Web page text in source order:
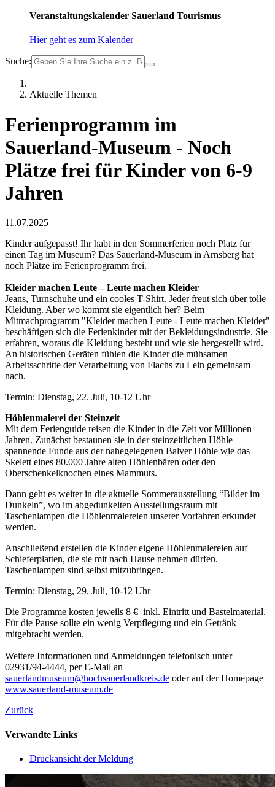
Veranstaltungskalender Sauerland Tourismus
Hier geht es zum Kalender
Suche:
Aktuelle Themen
Ferienprogramm im
Sauerland-Museum - Noch
Plätze frei für Kinder von 6-9
Jahren
11.07.2025
Kinder aufgepasst! Ihr habt in den Sommerferien noch Platz für
einen Tag im Museum? Das Sauerland-Museum in Arnsberg hat
noch Plätze im Ferienprogramm frei.
Kleider machen Leute – Leute machen Kleider
Jeans, Turnschuhe und ein cooles T-Shirt. Jeder freut sich über tolle
Kleidung. Aber wo kommt sie eigentlich her? Beim
Mitmachprogramm "Kleider machen Leute - Leute machen Kleider"
beschäftigen sich die Ferienkinder mit der Bekleidungsindustrie. Sie
erfahren, woraus die Kleidung besteht und wie sie hergestellt wird.
An historischen Geräten fühlen die Kinder die mühsamen
Arbeitsschritte der Verarbeitung von Flachs zu Lein gemeinsam
nach.
Termin: Dienstag, 22. Juli, 10-12 Uhr
Höhlenmalerei der Steinzeit
Mit dem Ferienguide reisen die Kinder in die Zeit vor Millionen
Jahren. Zunächst bestaunen sie in der steinzeitlichen Höhle
spannende Funde aus der nahegelegenen Balver Höhle wie das
Skelett eines 80.000 Jahre alten Höhlenbären oder den
Oberschenkelknochen eines Mammuts.
Dann geht es weiter in die aktuelle Sommerausstellung “Bilder im
Dunkeln”, wo im abgedunkelten Ausstellungsraum mit
Taschenlampen die Höhlenmalereien unserer Vorfahren erkundet
werden.
Anschließend erstellen die Kinder eigene Höhlenmalereien auf
Schieferplatten, die sie mit nach Hause nehmen dürfen.
Taschenlampen sind selbst mitzubringen.
Termin: Dienstag, 29. Juli, 10-12 Uhr
Die Programme kosten jeweils 8 € inkl. Eintritt und Bastelmaterial.
Für die Pause sollte ein wenig Verpflegung und ein Getränk
mitgebracht werden.
Weitere Informationen und Anmeldungen telefonisch unter
02931/94-4444, per E-Mail an
sauerlandmuseum@hochsauerlandkreis.de oder auf der Homepage
www.sauerland-museum.de
Zurück
Verwandte Links
Druckansicht der Meldung